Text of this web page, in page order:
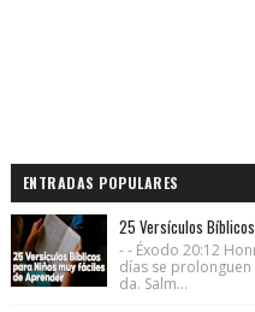
ENTRADAS POPULARES
25 Versículos
- - Éxodo 20:12
días se prolonguen
da. Salm...